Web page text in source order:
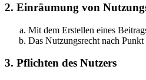
2. Einräumung von
Mit dem Erstellen eines
Das Nutzungsrecht nach
3. Pflichten des Nutzers